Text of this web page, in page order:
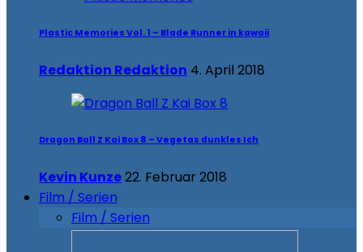
Plastic Memories Vol. 1 – Blade Runner in kawaii
Redaktion Redaktion 4. April 2018
Dragon Ball Z Kai Box 8 – Vegetas dunkles Ich
Kevin Kunze22. Februar 2018
Film / Serien
Film / Serien